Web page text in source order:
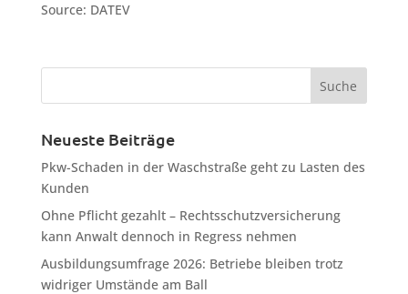
Source: DATEV
Neueste Beiträge
Pkw-Schaden in der Waschstraße geht zu Lasten des
Kunden
Ohne Pflicht gezahlt – Rechtsschutzversicherung
kann Anwalt dennoch in Regress nehmen
Ausbildungsumfrage 2026: Betriebe bleiben trotz
widriger Umstände am Ball